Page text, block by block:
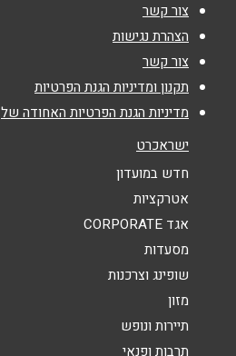
שם מלא
טלפון
נושא*
אנא חזרו אלי בקשר ל...
הודעה*
צור קשר
הצהרת נגישות
צור קשר
תקנון ומדיניות הגנת הפרטיות
מדיניות הגנת הפרטיות האחודה של
ישראכרט
חדש במועדון
אטרקציות
אגד CORPORATE
מסעדות
שופינג וצרכנות
מזון
תיירות ונופש
תרבות ופנאי